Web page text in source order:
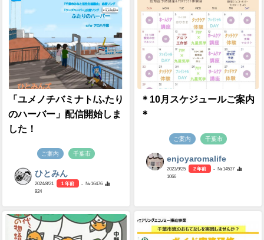
「ユメノチバミナト/ふたり
のハーバー」配信開始しま
した！
ご案内 千葉市
ひとみん
2024/8/21 1 年前
- №16476
924
＊10月スケジュールご案内
＊
ご案内 千葉市
enjoyaromalife
2023/9/25 2 年前
- №14537
1066